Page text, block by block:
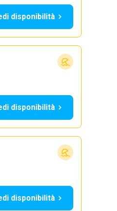
disponibilità
disponibilità
disponibilità